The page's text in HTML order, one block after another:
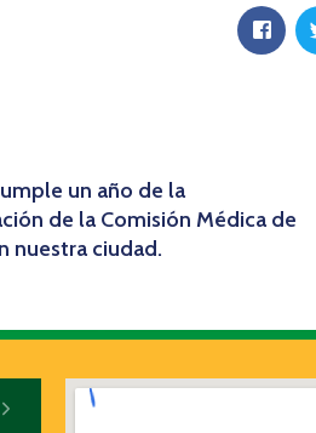
un año de la
de la Comisión Médica de
nuestra ciudad.